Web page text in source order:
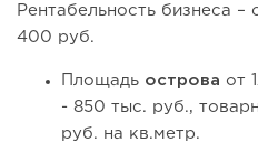
Рентабельность бизнеса –
400 руб.
Площадь острова от
- 850 тыс. руб.,
руб. на кв.метр.